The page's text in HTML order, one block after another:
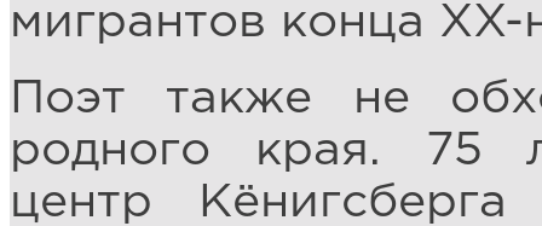
мигрантов конца XX-
Поэт также не
родного края. 75
центр